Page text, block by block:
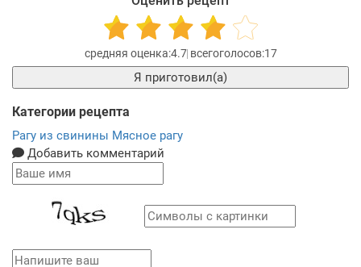
4.7 17
Я приготовил(а)
Категории рецепта
Рагу из свинины Мясное рагу
Добавить комментарий